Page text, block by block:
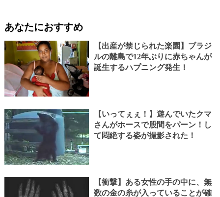
あなたにおすすめ
【出産が禁じられた楽園】ブラジ
ルの離島で12年ぶりに赤ちゃんが
誕生するハプニング発生！
【いってぇぇ！】遊んでいたクマ
さんがホースで股間をパーン！し
て悶絶する姿が撮影された！
【衝撃】ある女性の手の中に、無
数の金の糸が入っていることが確